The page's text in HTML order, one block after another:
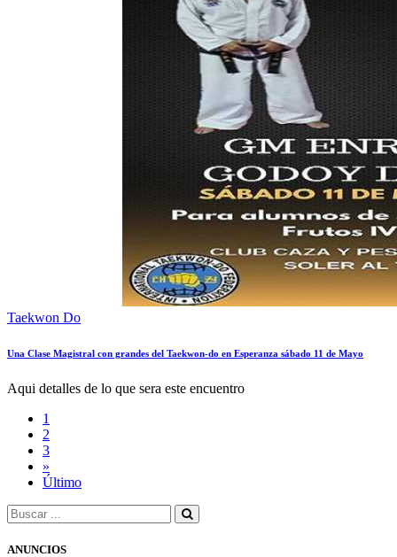
Taekwon Do
Una Clase Magistral con grandes del Taekwon-do en Esperanza sábado 11 de Mayo
Aqui detalles de lo que sera este encuentro
1
2
3
»
Último
ANUNCIOS